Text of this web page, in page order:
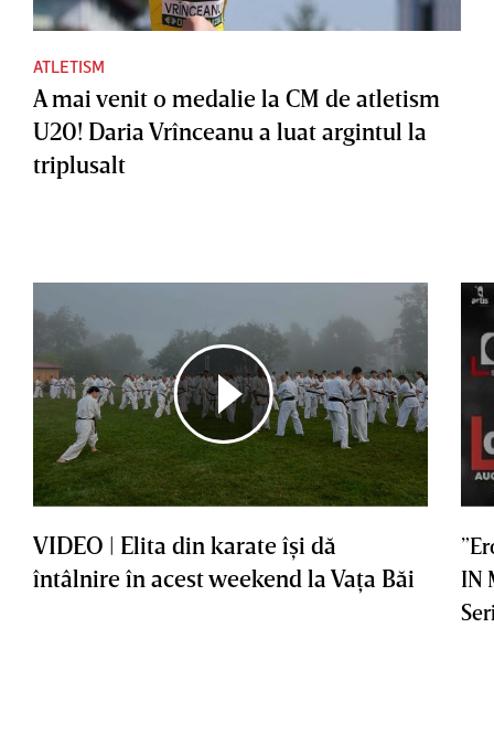
ATLETISM
A mai venit o medalie la CM de atletism
U20! Daria Vrînceanu a luat argintul la
triplusalt
VIDEO | Elita din karate îşi dă
întâlnire în acest weekend la Vaţa Băi
IN